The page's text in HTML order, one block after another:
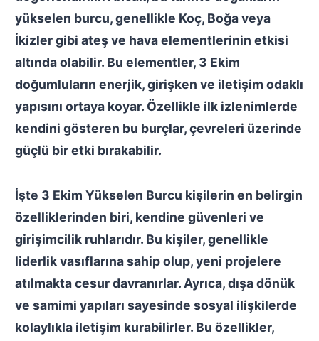
yükselen burcu, genellikle Koç, Boğa veya
İkizler gibi ateş ve hava elementlerinin etkisi
altında olabilir. Bu elementler, 3 Ekim
doğumluların enerjik, girişken ve iletişim odaklı
yapısını ortaya koyar. Özellikle ilk izlenimlerde
kendini gösteren bu burçlar, çevreleri üzerinde
güçlü bir etki bırakabilir.
İşte 3 Ekim Yükselen Burcu kişilerin en belirgin
özelliklerinden biri, kendine güvenleri ve
girişimcilik ruhlarıdır. Bu kişiler, genellikle
liderlik vasıflarına sahip olup, yeni projelere
atılmakta cesur davranırlar. Ayrıca, dışa dönük
ve samimi yapıları sayesinde sosyal ilişkilerde
kolaylıkla iletişim kurabilirler. Bu özellikler,